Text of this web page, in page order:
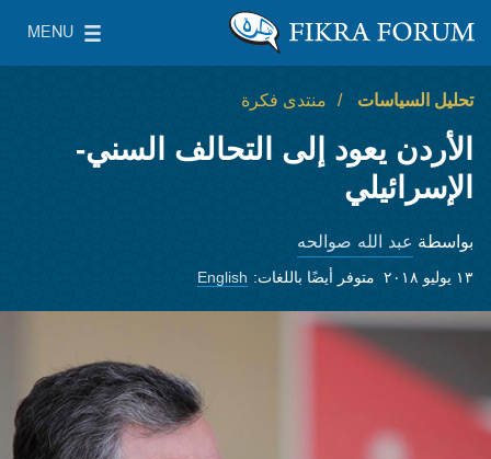
معهد واشنطن لسياسات الشرق الأدنى
MENU
Main Menu
تحليل السياسات منتدى فكرة
الأردن يعود إلى التحالف السني-
الإسرائيلي
بواسطة عبد الله صوالحه
١٣ يوليو ٢٠١٨ متوفر أيضًا باللغات: English